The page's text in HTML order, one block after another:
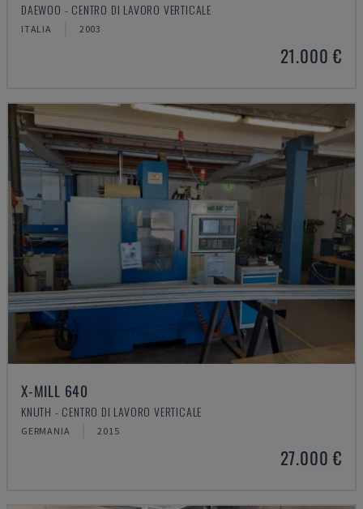
DAEWOO - CENTRO DI LAVORO VERTICALE
ITALIA 2003
21.000 €
X-MILL 640
KNUTH - CENTRO DI LAVORO VERTICALE
GERMANIA 2015
27.000 €